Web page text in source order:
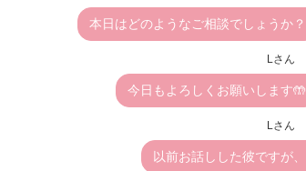
本日はどのようなご相談でしょうか？
Lさん
今日もよろしくお願いします🤲
Lさん
以前お話しした彼ですが、